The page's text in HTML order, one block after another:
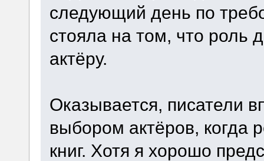
следующий день по
стояла на том, что роль
актёру.
Оказывается, писатели
выбором актёров, когда
книг. Хотя я хорошо